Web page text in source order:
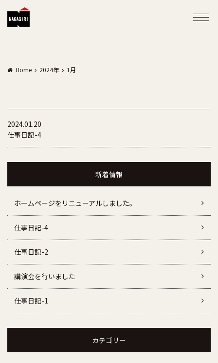
Home 2024年 1月
2024.01.20
仕事日記-4
新着情報
ホームページをリニューアルしました。
仕事日記-4
仕事日記-2
講演会を行いました
仕事日記-1
カテゴリー